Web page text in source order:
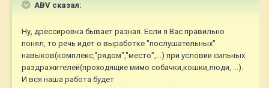
ABV сказал:
Ну, дрессировка бывает разная. Если я Вас правильно
понял, то речь идет о выработке "послушательных"
навыков(комплекс,"рядом","место",...) при условии сильных
раздражителей(проходящие мимо собачки,кошки,люди, ...).
И вся наша работа будет